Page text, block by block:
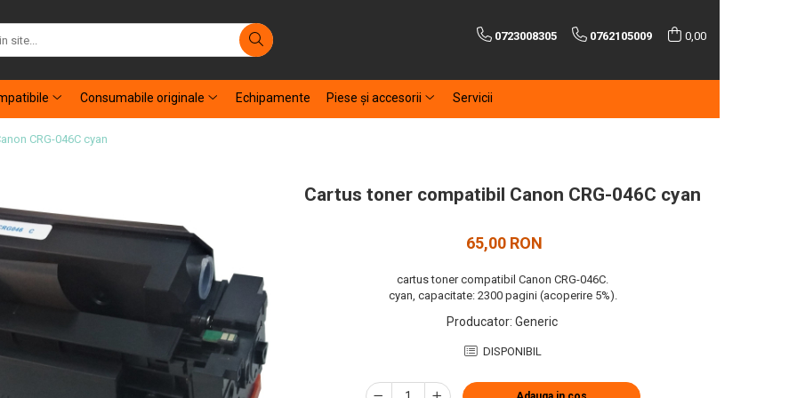
0723008305 0762105009 0,00
Consumabile originale Echipamente Piese şi accesorii Servicii
CRG-046C cyan
Cartus toner compatibil Canon CRG-046C cyan
65,00 RON
cartus toner compatibil Canon CRG-046C.
cyan, capacitate: 2300 pagini (acoperire 5%).
Producator: Generic
DISPONIBIL